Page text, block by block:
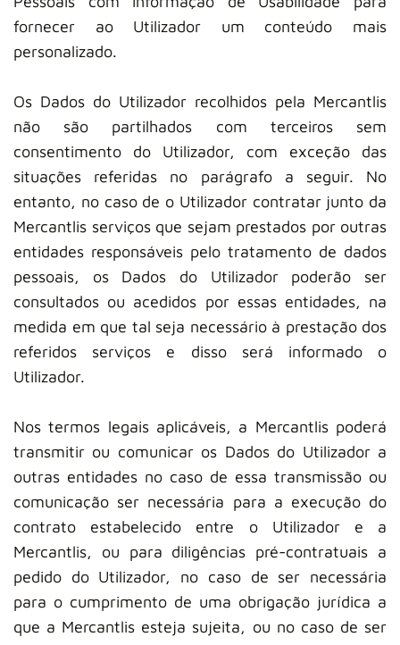
fornecer ao Utilizador um conteúdo mais
personalizado.
Os Dados do Utilizador recolhidos pela Mercantlis
não são partilhados com terceiros sem
consentimento do Utilizador, com exceção das
situações referidas no parágrafo a seguir. No
entanto, no caso de o Utilizador contratar junto da
Mercantlis serviços que sejam prestados por outras
entidades responsáveis pelo tratamento de dados
pessoais, os Dados do Utilizador poderão ser
consultados ou acedidos por essas entidades, na
medida em que tal seja necessário à prestação dos
referidos serviços e disso será informado o
Utilizador.
Nos termos legais aplicáveis, a Mercantlis poderá
transmitir ou comunicar os Dados do Utilizador a
outras entidades no caso de essa transmissão ou
comunicação ser necessária para a execução do
contrato estabelecido entre o Utilizador e a
Mercantlis, ou para diligências pré-contratuais a
pedido do Utilizador, no caso de ser necessária
para o cumprimento de uma obrigação jurídica a
que a Mercantlis esteja sujeita, ou no caso de ser